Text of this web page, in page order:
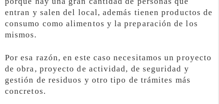
entran y salen del local, además tienen productos de
consumo como alimentos y la preparación de los
mismos.
Por esa razón, en este caso necesitamos un proyecto
de obra, proyecto de actividad, de seguridad y
gestión de residuos y otro tipo de trámites más
concretos.